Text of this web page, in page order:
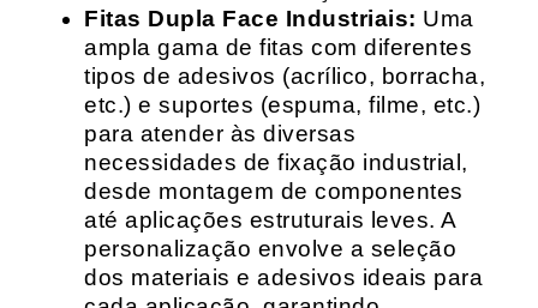
Fitas Dupla Face Industriais: Uma
ampla gama de fitas com diferentes
tipos de adesivos (acrílico, borracha,
etc.) e suportes (espuma, filme, etc.)
para atender às diversas
necessidades de fixação industrial,
desde montagem de componentes
até aplicações estruturais leves. A
personalização envolve a seleção
dos materiais e adesivos ideais para